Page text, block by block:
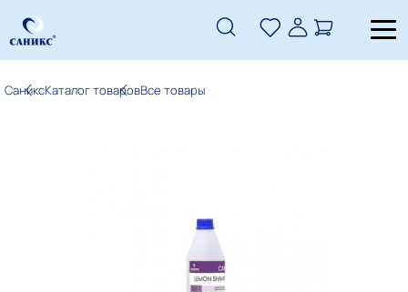
СаниксКаталог товаровВсе товары